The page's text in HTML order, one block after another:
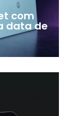
com
data de